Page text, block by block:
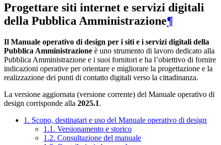
Progettare siti internet e servizi digitali
della Pubblica Amministrazione¶
Il Manuale operativo di design per i siti e i servizi digitali della
Pubblica Amministrazione è uno strumento di lavoro dedicato alla
Pubblica Amministrazione e i suoi fornitori e ha l’obiettivo di fornire
indicazioni operative per orientare e migliorare la progettazione e la
realizzazione dei punti di contatto digitali verso la cittadinanza.
La versione aggiornata (versione corrente) del Manuale operativo di
design corrisponde alla 2025.1.
1. Scopo, destinatari e uso del Manuale operativo di design
1.1. Versionamento e storico
1.2. Consultazione del manuale